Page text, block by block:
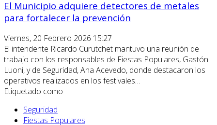
El Municipio adquiere detectores de metales
para fortalecer la prevención
Viernes, 20 Febrero 2026 15:27
El intendente Ricardo Curutchet mantuvo una reunión de
trabajo con los responsables de Fiestas Populares, Gastón
Luoni, y de Seguridad, Ana Acevedo, donde destacaron los
operativos realizados en los festivales…
Etiquetado como
Seguridad
Fiestas Populares